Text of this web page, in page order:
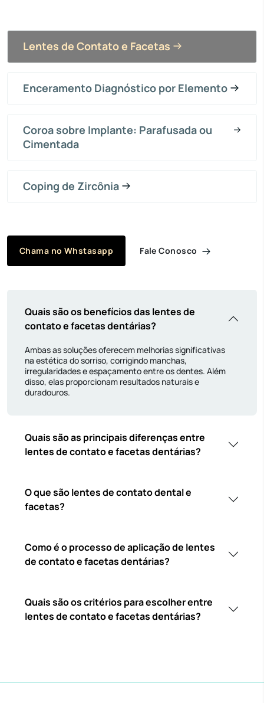
Lentes de Contato e Facetas
Enceramento Diagnóstico por Elemento
Coroa sobre Implante: Parafusada ou
Cimentada
Coping de Zircônia
Chama no Whstasapp Fale Conosco
Quais são os benefícios das lentes de
contato e facetas dentárias?
Ambas as soluções oferecem melhorias significativas
na estética do sorriso, corrigindo manchas,
irregularidades e espaçamento entre os dentes. Além
disso, elas proporcionam resultados naturais e
duradouros.
Quais são as principais diferenças entre
lentes de contato e facetas dentárias?
O que são lentes de contato dental e
facetas?
Como é o processo de aplicação de lentes
de contato e facetas dentárias?
Quais são os critérios para escolher entre
lentes de contato e facetas dentárias?